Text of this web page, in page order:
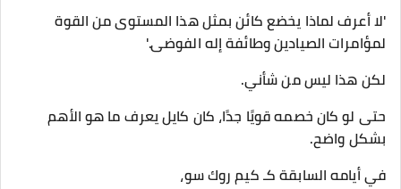
'لا أعرف لماذا يخضع كائن بمثل هذا المستوى من القوة
لمؤامرات الصيادين وطائفة إله الفوضى.'
لكن هذا ليس من شأني.
حتى لو كان خصمه قويًا جدًا، كان كايل يعرف ما هو الأهم
بشكل واضح.
في أيامه السابقة كـ كيم روك سو،